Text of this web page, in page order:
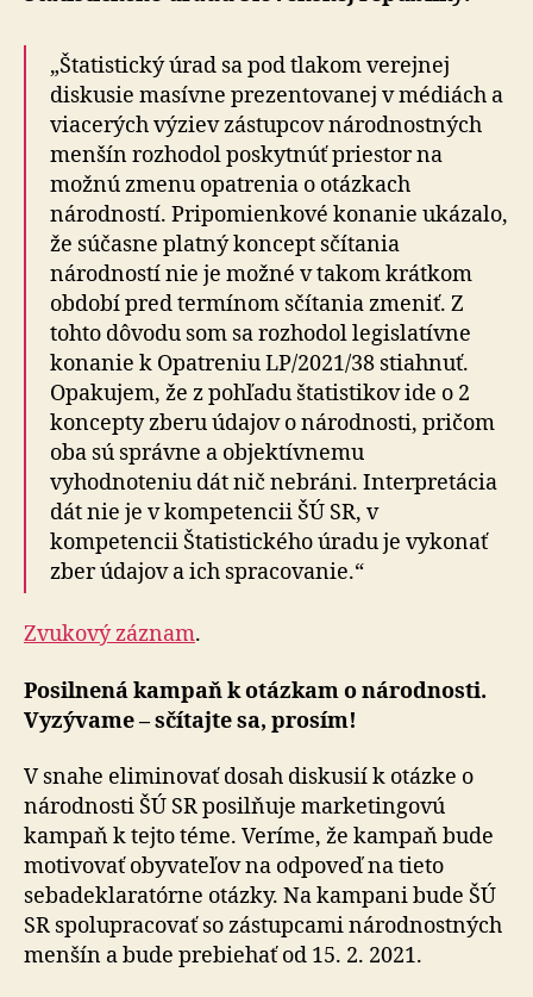
„Štatistický úrad sa pod tlakom verejnej
diskusie masívne prezentovanej v médiách a
viacerých výziev zástupcov národnostných
menšín rozhodol poskytnúť priestor na
možnú zmenu opatrenia o otázkach
národností. Pripomienkové konanie ukázalo,
že súčasne platný koncept sčítania
národností nie je možné v takom krátkom
období pred termínom sčítania zmeniť. Z
tohto dôvodu som sa rozhodol legislatívne
konanie k Opatreniu LP/2021/38 stiahnuť.
Opakujem, že z pohľadu štatistikov ide o 2
koncepty zberu údajov o národnosti, pričom
oba sú správne a objektívnemu
vyhodnoteniu dát nič nebráni. Interpretácia
dát nie je v kompetencii ŠÚ SR, v
kompetencii Štatistického úradu je vykonať
zber údajov a ich spracovanie.“
Zvukový záznam.
Posilnená kampaň k otázkam o národnosti.
Vyzývame – sčítajte sa, prosím!
V snahe eliminovať dosah diskusií k otázke o
národnosti ŠÚ SR posilňuje marketingovú
kampaň k tejto téme. Veríme, že kampaň bude
motivovať obyvateľov na odpoveď na tieto
sebadeklaratórne otázky. Na kampani bude ŠÚ
SR spolupracovať so zástupcami národnostných
menšín a bude prebiehať od 15. 2. 2021.